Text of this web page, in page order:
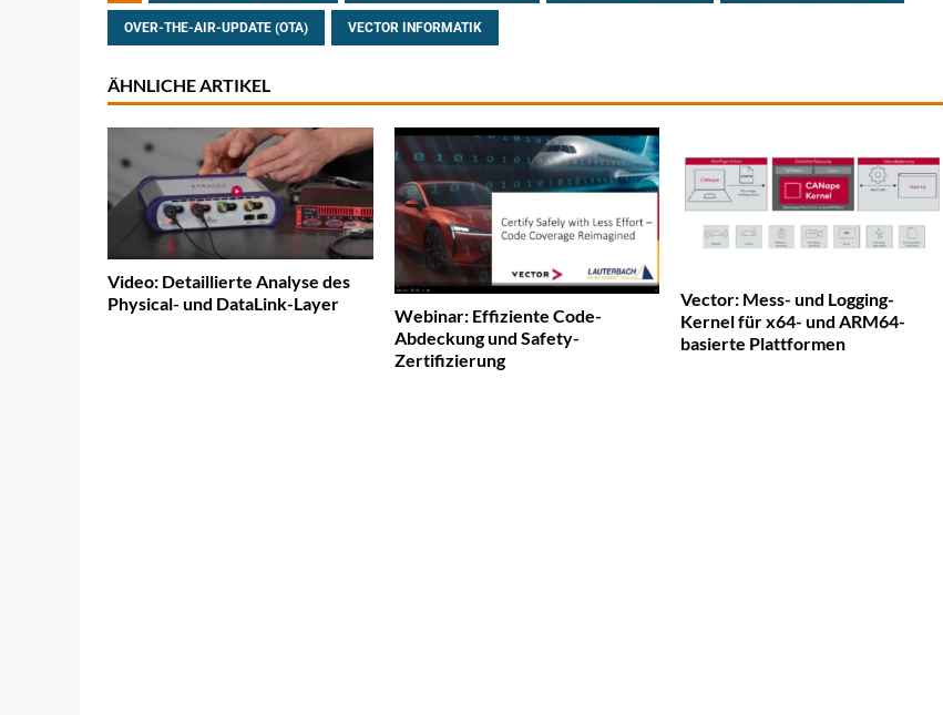
OVER-THE-AIR-UPDATE (OTA) VECTOR INFORMATIK
ÄHNLICHE ARTIKEL
Video: Detaillierte Analyse des
Physical- und DataLink-Layer
Webinar: Effiziente Code-
Abdeckung und Safety-
Zertifizierung
Vector: Mess- und Logging-
Kernel für x64- und ARM64-
basierte Plattformen